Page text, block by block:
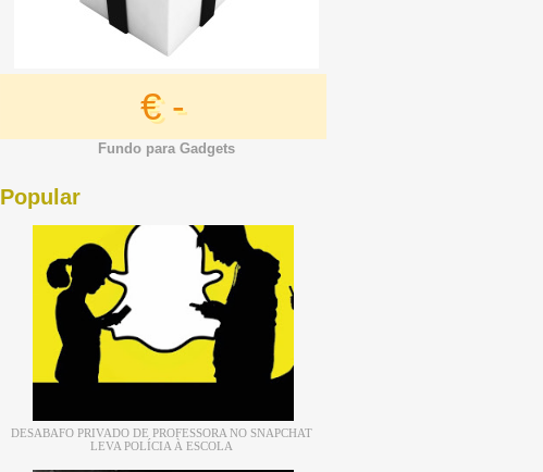
€ -
Fundo para Gadgets
Popular
DESABAFO PRIVADO DE PROFESSORA NO SNAPCHAT
LEVA POLÍCIA À ESCOLA